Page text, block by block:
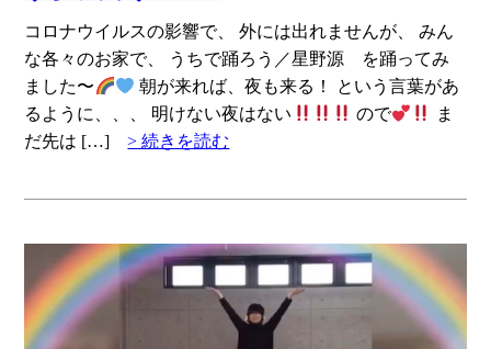
コロナウイルスの影響で、 外には出れませんが、 みん
な各々のお家で、 うちで踊ろう／星野源 を踊ってみ
ました〜
朝が来れば、夜も来る！ という言葉があ
るように、、、 明けない夜はない
ので
ま
だ先は […]> 続きを読む